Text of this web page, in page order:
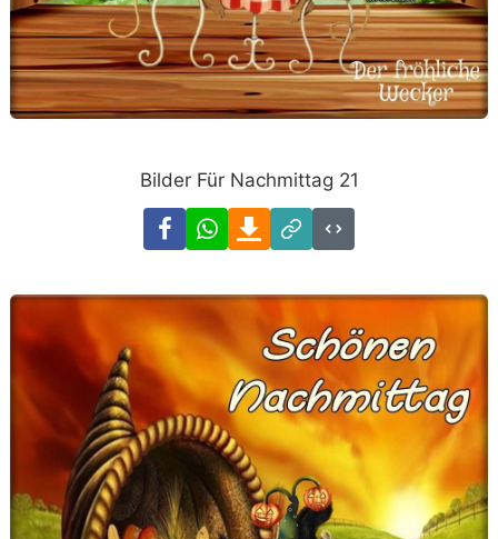
Bilder Für Nachmittag 21
FacebookWhatsAppDownload
Link
Code